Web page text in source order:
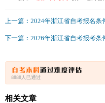
上一篇：2024年浙江省自考报名条
下一篇：2026年浙江省自考报考条
8888人已通过
相关文章